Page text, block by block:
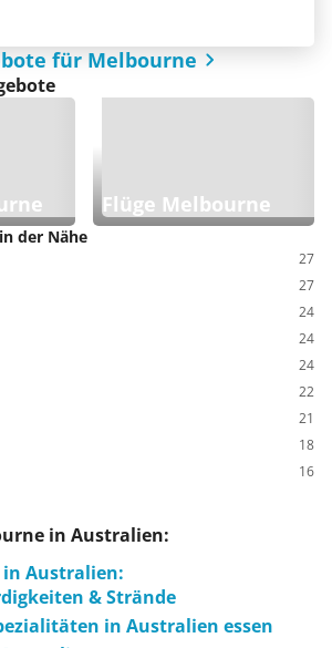
für Melbourne
Flüge Melbourne
der Nähe
27
27
24
24
24
22
21
18
16
in Australien:
Australien:
& Strände
in Australien essen